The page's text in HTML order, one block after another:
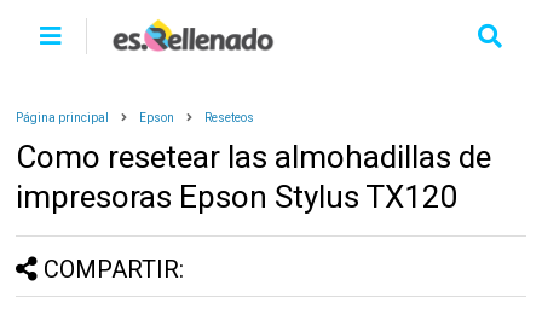
Página principal Epson Reseteos
Como resetear las almohadillas de
impresoras Epson Stylus TX120
COMPARTIR: